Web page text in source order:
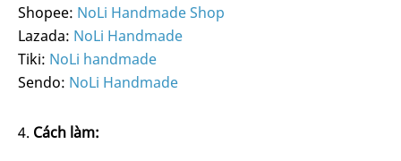
Shopee: NoLi Handmade Shop
Lazada: NoLi Handmade
Tiki: NoLi handmade
Sendo: NoLi Handmade
Cách làm: